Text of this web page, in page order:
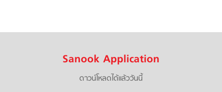
Sanook Application
ดาวน์โหลดได้แล้ววันนี้